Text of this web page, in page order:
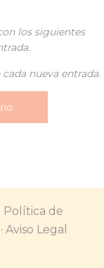
los siguientes
nueva entrada.
Política de
Aviso Legal